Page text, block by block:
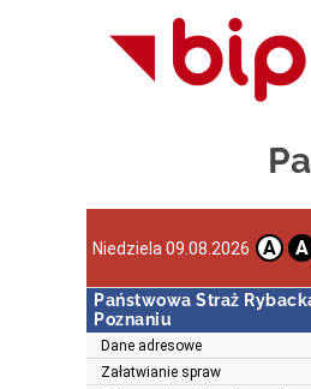
Niedziela 09.08.2026 A A
Państwowa Straż
Poznaniu
Dane adresowe
Załatwianie spraw